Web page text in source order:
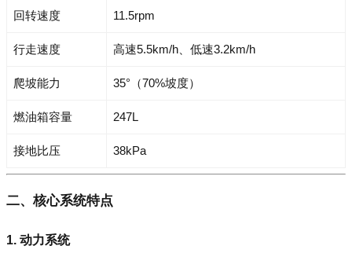
回转速度 11.5rpm
行走速度 高速5.5km/h、低速3.2km/h
爬坡能力 35°（70%坡度）
燃油箱容量 247L
接地比压 38kPa
二、核心系统特点
1. 动力系统